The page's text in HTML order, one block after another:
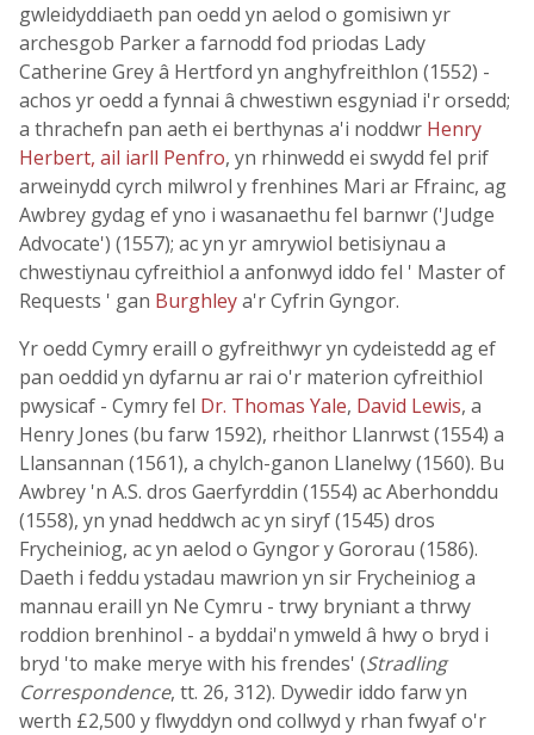
gwleidyddiaeth pan oedd yn aelod o gomisiwn yr
archesgob Parker a farnodd fod priodas Lady
Catherine Grey â Hertford yn anghyfreithlon (1552) -
achos yr oedd a fynnai â chwestiwn esgyniad i'r orsedd;
a thrachefn pan aeth ei berthynas a'i noddwr Henry
Herbert, ail iarll Penfro, yn rhinwedd ei swydd fel prif
arweinydd cyrch milwrol y frenhines Mari ar Ffrainc, ag
Awbrey gydag ef yno i wasanaethu fel barnwr ('Judge
Advocate') (1557); ac yn yr amrywiol betisiynau a
chwestiynau cyfreithiol a anfonwyd iddo fel ' Master of
Requests ' gan Burghleya'r Cyfrin Gyngor.
Yr oedd Cymry eraill o gyfreithwyr yn cydeistedd ag ef
pan oeddid yn dyfarnu ar rai o'r materion cyfreithiol
pwysicaf - Cymry fel Dr. Thomas Yale, David Lewis, a
Henry Jones (bu farw 1592), rheithor Llanrwst (1554) a
Llansannan (1561), a chylch-ganon Llanelwy (1560). Bu
Awbrey 'n A.S. dros Gaerfyrddin (1554) ac Aberhonddu
(1558), yn ynad heddwch ac yn siryf (1545) dros
Frycheiniog, ac yn aelod o Gyngor y Gororau (1586).
Daeth i feddu ystadau mawrion yn sir Frycheiniog a
mannau eraill yn Ne Cymru - trwy bryniant a thrwy
roddion brenhinol - a byddai'n ymweld â hwy o bryd i
bryd 'to make merye with his frendes' (Stradling
Correspondence, tt. 26, 312). Dywedir iddo farw yn
werth £2,500 y flwyddyn ond collwyd y rhan fwyaf o'r